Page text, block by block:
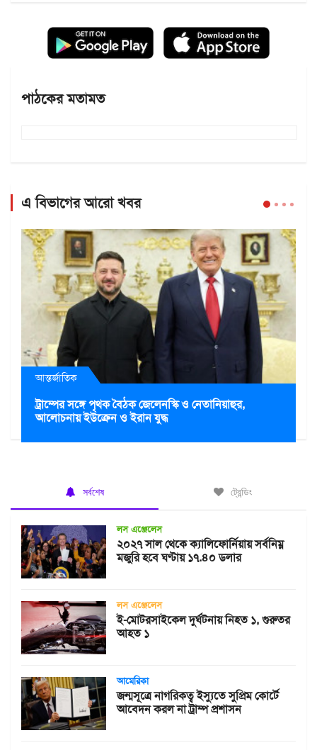
পাঠকের মতামত
এ বিভাগের আরো খবর
আন্তর্জাতিক
ট্রাম্পের সঙ্গে পৃথক বৈঠক জেলেনস্কি ও নেতানিয়াহুর,
আলোচনায় ইউক্রেন ও ইরান যুদ্ধ
সর্বশেষ ট্রেন্ডিং
লস এঞ্জেলেস
২০২৭ সাল থেকে ক্যালিফোর্নিয়ায় সর্বনিম্ন
মজুরি হবে ঘণ্টায় ১৭.৪০ ডলার
লস এঞ্জেলেস
ই-মোটরসাইকেল দুর্ঘটনায় নিহত ১, গুরুতর
আহত ১
আমেরিকা
জন্মসূত্রে নাগরিকত্ব ইস্যুতে সুপ্রিম কোর্টে
আবেদন করল না ট্রাম্প প্রশাসন